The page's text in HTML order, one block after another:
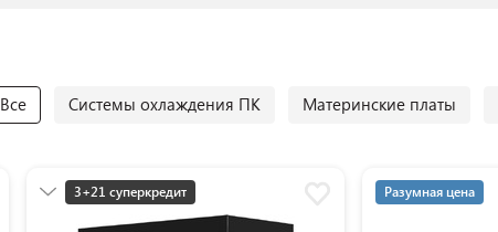
Все Системы охлаждения ПК Материнские платы
3+21 суперкредит
Разумная цена
Разумная цена